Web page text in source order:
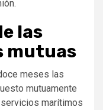
las
mutuas
meses las
mutuamente
marítimos